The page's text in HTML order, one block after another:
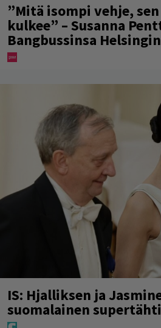
”Mitä isompi vehje,
kulkee” – Susanna
Bangbussinsa
IS: Hjalliksen ja
suomalainen supertähti